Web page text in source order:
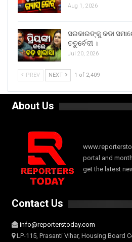
Aug 1, 2026
ସରକାରଙ୍କୁ କଡା
ଚତୁର୍ବେଦୀ ।
Jul 20, 2026
PREV NEXT 1 of 2,409
About Us
portal and
get the latest
Contact Us
info@reporterstoday.com
LP-115, Prasanti Vihar, Housing Board